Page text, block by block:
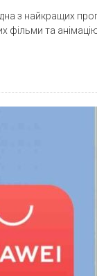
з найкращих
фільми та